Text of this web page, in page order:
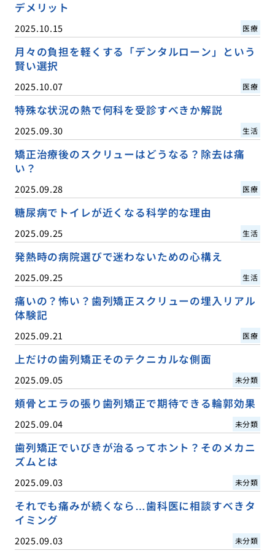
デメリット
2025.10.15 医療
月々の負担を軽くする「デンタルローン」という
賢い選択
2025.10.07 医療
特殊な状況の熱で何科を受診すべきか解説
2025.09.30 生活
矯正治療後のスクリューはどうなる？除去は痛
い？
2025.09.28 医療
糖尿病でトイレが近くなる科学的な理由
2025.09.25 生活
発熱時の病院選びで迷わないための心構え
2025.09.25 生活
痛いの？怖い？歯列矯正スクリューの埋入リアル
体験記
2025.09.21 医療
上だけの歯列矯正そのテクニカルな側面
2025.09.05 未分類
頬骨とエラの張り歯列矯正で期待できる輪郭効果
2025.09.04 未分類
歯列矯正でいびきが治るってホント？そのメカニ
ズムとは
2025.09.03 未分類
それでも痛みが続くなら…歯科医に相談すべきタ
イミング
2025.09.03 未分類